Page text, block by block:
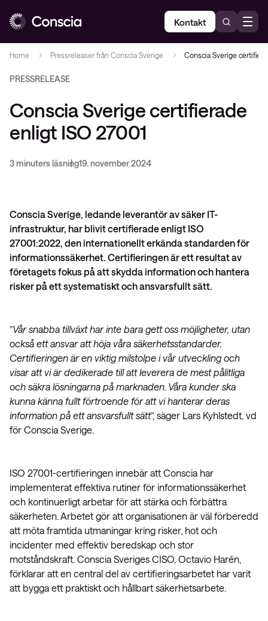
Kontakt
Home Pressreleaser från Conscia Sverige Conscia Sverige
PRESSRELEASE
Conscia Sverige certifierade
enligt ISO 27001
3 minuters läsning19. november 2024
Conscia Sverige, ledande leverantör av säker IT-
infrastruktur, har blivit certifierade enligt ISO
27001:2022, den internationellt erkända standarden för
informationssäkerhet. Certifieringen är ett resultat av
företagets fokus på att skydda information och hantera
risker på ett systematiskt och ansvarsfullt sätt.
”Vår snabba tillväxt har inte bara gett oss möjligheter, utan
också ett ansvar att höja våra säkerhetsstandarder.
Certifieringen är en viktig milstolpe i vår utveckling och
visar att vi är dedikerade till att leverera de mest pålitliga
och säkra lösningarna på marknaden. Våra kunder ska
kunna känna fullt förtroende för att vi hanterar deras
information på ett ansvarsfullt sätt”, säger Lars Kyhlstedt, vd
för Conscia Sverige.
ISO 27001-certifieringen innebär att Conscia har
implementerat effektiva rutiner för informationssäkerhet
och kontinuerligt arbetar för att stärka och förbättra
säkerheten. Arbetet gör att organisationen är väl förberedd
att möta framtida utmaningar kring risker, hot och
incidenter med effektiv beredskap och stor
motståndskraft. Conscia Sveriges CISO, Octavio Harén,
förklarar att en central del av certifieringsarbetet har varit
att bygga ett praktiskt och hållbart säkerhetsarbete.